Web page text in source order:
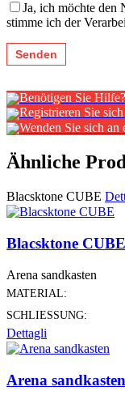
Ja, ich möchte den
stimme ich der
Benötigen Sie
Registrieren Sie
Wenden Sie sich an
Ähnliche
Blacsktone CUBE
Blacsktone CUBE
Arena sandkasten
MATERIAL:
SCHLIESSUNG:
Dettagli
Arena sandkasten